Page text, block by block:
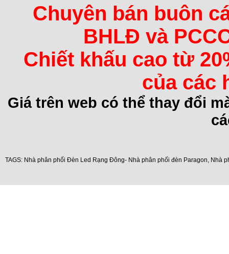
Chuyên bán buôn
BHLĐ và
Chiết khấu cao từ
của các
Giá trên web có thể thay đổi
TAGS: Nhà phân phối Đèn Led Rạng Đông- Nhà phân phối đèn Paragon, Nhà